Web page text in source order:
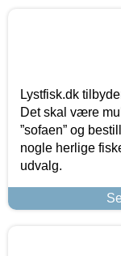
Lystfisk.dk
Det skal være
”sofaen” og
nogle herlige
udvalg.